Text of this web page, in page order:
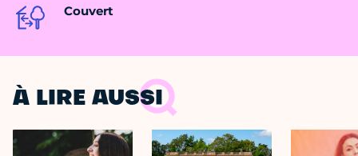
Couvert
À LIRE AUSSI